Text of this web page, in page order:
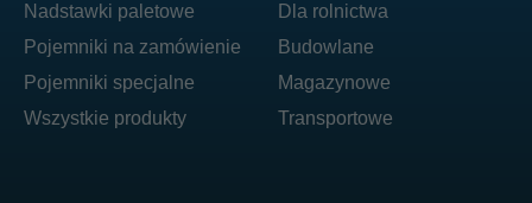
Nadstawki paletowe
Pojemniki na zamówienie
Pojemniki specjalne
Wszystkie produkty
Dla rolnictwa
Budowlane
Magazynowe
Transportowe